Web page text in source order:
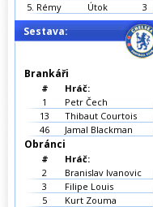
5. Rémy Útok 3
Sestava:
Brankáři
#
Hráč:
1
Petr Čech
13
Thibaut Courtois
46
Jamal Blackman
Obránci
#
Hráč:
2
Branislav Ivanovic
3
Filipe Louis
5
Kurt Zouma